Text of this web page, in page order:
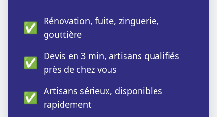
✅ Rénovation, fuite, zinguerie,
gouttière
✅ Devis en 3 min, artisans qualifiés
près de chez vous
✅ Artisans sérieux, disponibles
rapidement